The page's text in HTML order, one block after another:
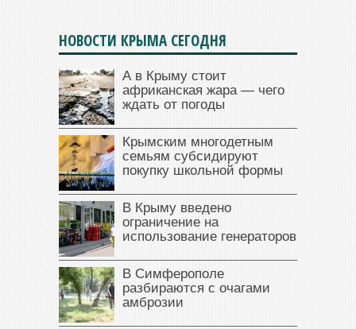
НОВОСТИ КРЫМА СЕГОДНЯ
А в Крыму стоит
африканская жара — чего
ждать от погоды
Крымским многодетным
семьям субсидируют
покупку школьной формы
В Крыму введено
ограничение на
использование генераторов
В Симферополе
разбираются с очагами
амброзии